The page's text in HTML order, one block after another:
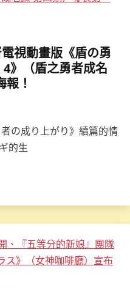
視動畫版《盾の勇
》（盾之勇者成名
！
の成り上がり》續篇的情
的生